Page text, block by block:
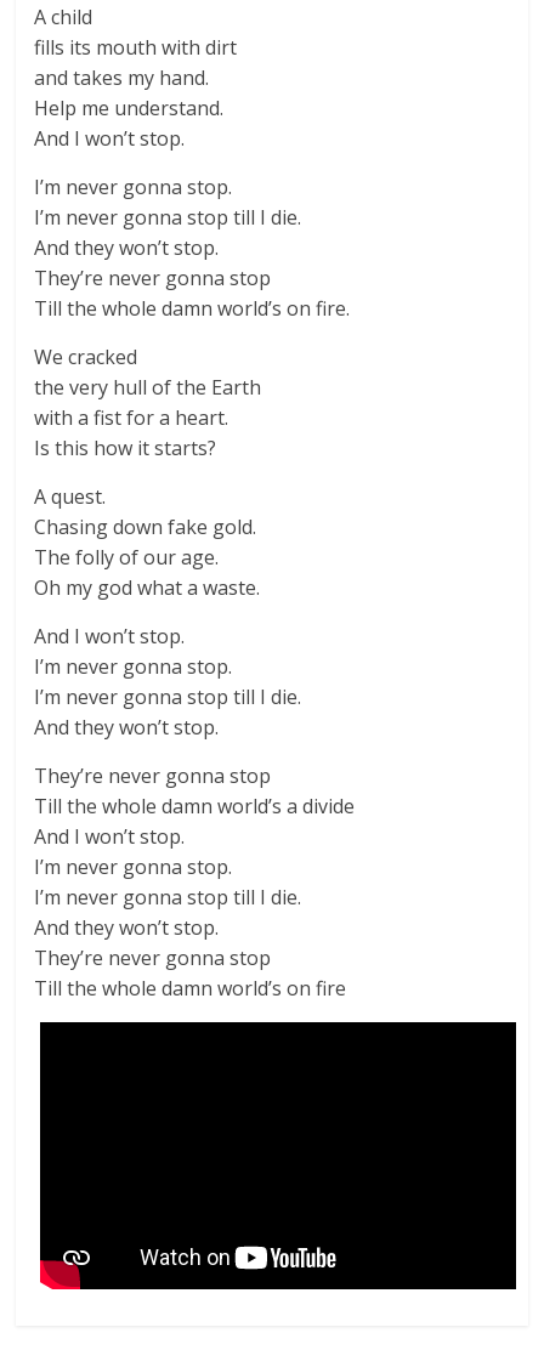
A child
fills its mouth with dirt
and takes my hand.
Help me understand.
And I won’t stop.
I’m never gonna stop.
I’m never gonna stop till I die.
And they won’t stop.
They’re never gonna stop
Till the whole damn world’s on fire.
We cracked
the very hull of the Earth
with a fist for a heart.
Is this how it starts?
A quest.
Chasing down fake gold.
The folly of our age.
Oh my god what a waste.
And I won’t stop.
I’m never gonna stop.
I’m never gonna stop till I die.
And they won’t stop.
They’re never gonna stop
Till the whole damn world’s a divide
And I won’t stop.
I’m never gonna stop.
I’m never gonna stop till I die.
And they won’t stop.
They’re never gonna stop
Till the whole damn world’s on fire